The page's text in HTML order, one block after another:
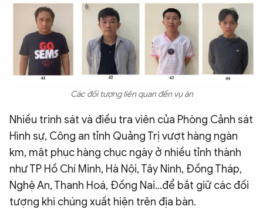
Các đối tượng liên quan đến vụ án
Nhiều trinh sát và điều tra viên của Phòng Cảnh sát
Hình sự, Công an tỉnh Quảng Trị vượt hàng ngàn
km, mật phục hàng chục ngày ở nhiều tỉnh thành
như TP Hồ Chí Minh, Hà Nội, Tây Ninh, Đồng Tháp,
Nghệ An, Thanh Hoá, Đồng Nai…để bắt giữ các đối
tượng khi chúng xuất hiện trên địa bàn.